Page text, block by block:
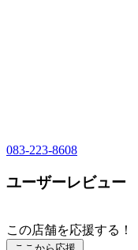
083-223-8608
ユーザーレビュー
この店舗を応援する！